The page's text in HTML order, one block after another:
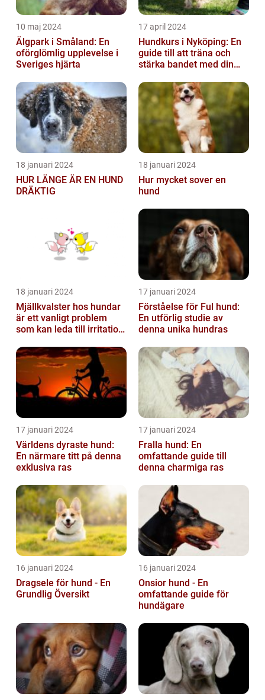
10 maj 2024
Älgpark i Småland: En
oförglömlig upplevelse i
Sveriges hjärta
17 april 2024
Hundkurs i Nyköping: En
guide till att träna och
stärka bandet med din
18 januari 2024
HUR LÄNGE ÄR EN HUND
DRÄKTIG
18 januari 2024
Hur mycket sover en
hund
18 januari 2024
Mjällkvalster hos hundar
är ett vanligt problem
som kan leda till irritation
hun...
17 januari 2024
Förståelse för Ful hund:
En utförlig studie av
denna unika hundras
17 januari 2024
Världens dyraste hund:
En närmare titt på denna
exklusiva ras
17 januari 2024
Fralla hund: En
omfattande guide till
denna charmiga ras
16 januari 2024
Dragsele för hund - En
Grundlig Översikt
16 januari 2024
Onsior hund - En
omfattande guide för
hundägare